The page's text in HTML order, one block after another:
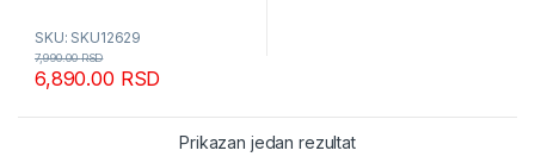
SKU: SKU12629
6,890.00 RSD
7,990.00RSD
Prikazan jedan rezultat